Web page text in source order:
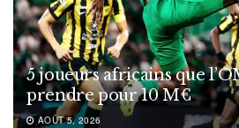
5 joueurs africains que
prendre pour 10 M€
AOÛT 5, 2026